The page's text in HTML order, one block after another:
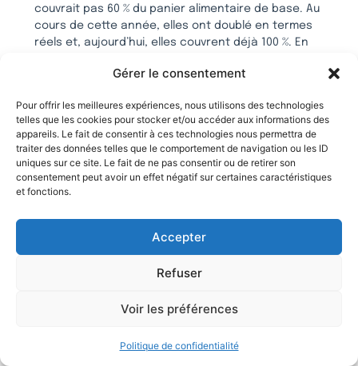
Gérer le consentement
Pour offrir les meilleures expériences, nous utilisons des technologies
telles que les cookies pour stocker et/ou accéder aux informations des
appareils. Le fait de consentir à ces technologies nous permettra de
traiter des données telles que le comportement de navigation ou les ID
uniques sur ce site. Le fait de ne pas consentir ou de retirer son
consentement peut avoir un effet négatif sur certaines caractéristiques
et fonctions.
Accepter
Refuser
Voir les préférences
Politique de confidentialité
couvrait pas 60 % du panier alimentaire de base. Au
cours de cette année, elles ont doublé en termes
réels et, aujourd’hui, elles couvrent déjà 100 %. En
nous occuper des plus vulnérables pendant la période
méprisées par la classe politique, la rue était un no
man’s land et le « chacun pour soi » prévalait. Nous
avons terminé l’année avec plus de 250 homicides à
Rosario, qui a été complètement cooptée par le trafic
de drogue. Aujourd’hui, celui qui agit paie. Nous avons
lancé le Plan Bandera et sommes parvenus à réduire
tout le pays afin qu’ils puissent, d’une manière ou
Nous nous sommes engagés sur la seule voie possible
plus longues et les plus difficiles que l’Argentine ait à